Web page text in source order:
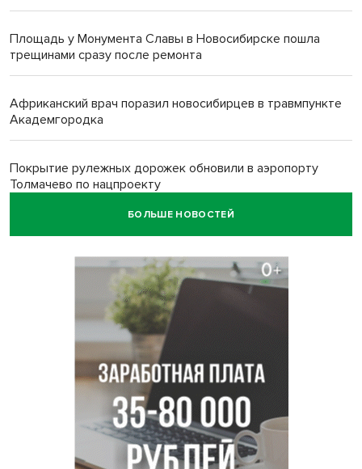
Площадь у Монумента Славы в Новосибирске пошла
трещинами сразу после ремонта
Африканский врач поразил новосибирцев в травмпункте
Академгородка
Покрытие рулежных дорожек обновили в аэропорту
Толмачево по нацпроекту
В Новосибирске зафиксирован рост заболеваемости
В Новосибирске осудили внука за продажу дедова ружья
псевдо-мигранту
В Новосибирске по КРТ сдали первую очередь
миниполиса «Фора»
О пустырях в центре Новосибирска из-за лимита
площади КРТ предупредили эксперты
БОЛЬШЕ НОВОСТЕЙ